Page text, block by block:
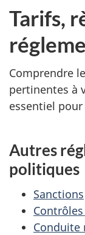
Tarifs,
Comprendre
pertinentes à
essentiel
Autres
politiques
Sanctions
Conduite